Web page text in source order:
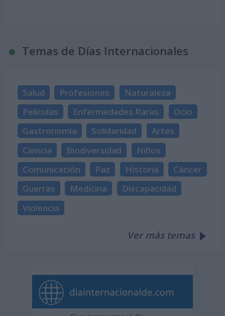
Temas de Días Internacionales
Salud Profesiones
Naturaleza
Películas
Enfermedades Raras
Ocio
Gastronomía
Solidaridad
Artes
Ciencia
Biodiversidad
Niños
Comunicación
Paz Historia
Cáncer
Guerras
Medicina
Discapacidad
Violencia
Ver más temas